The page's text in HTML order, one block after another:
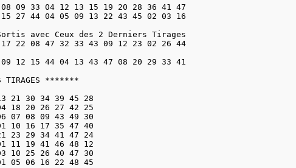
09 33 04 12 13 15 19 20 28 36 41 47
27 44 04 05 09 13 22 43 45 02 03 16
avec Ceux des 2 Derniers Tirages
22 08 47 32 33 43 09 12 23 02 26 44
12 15 44 04 13 43 47 08 20 29 33 41
TIRAGES *******
21 30 34 39 45 28
18 20 26 27 42 25
07 08 09 43 49 30
10 16 17 35 47 40
23 29 34 41 47 24
11 19 41 46 48 12
10 25 26 40 47 30
05 06 16 22 48 45